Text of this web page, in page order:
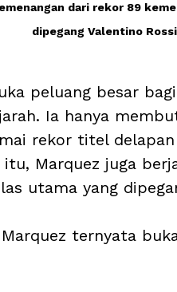
dari rekor 89
dipegang Valentino
peluang besar
Ia hanya
rekor titel
Marquez juga
utama yang
ternyata